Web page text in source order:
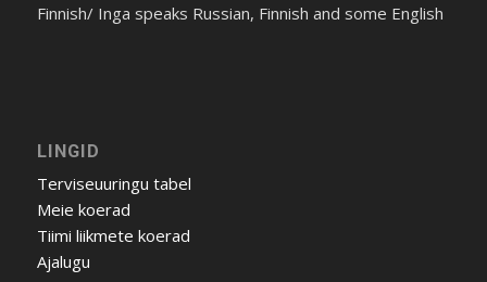
Finnish/ Inga speaks Russian, Finnish and some English
LINGID
Terviseuuringu tabel
Meie koerad
Tiimi liikmete koerad
Ajalugu